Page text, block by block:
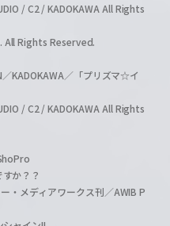
/ C2 / KADOKAWA All Rights
All Rights Reserved.
KADOKAWA／「プリズマ☆イ
/ C2 / KADOKAWA All Rights
か？？
・メディアワークス刊／AWIB P